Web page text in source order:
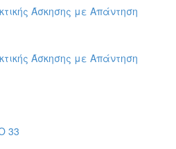
Άσκησης με Απάντηση
Άσκησης με Απάντηση
33